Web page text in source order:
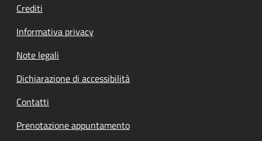
Crediti
Informativa privacy
Note legali
Dichiarazione di accessibilità
Contatti
Prenotazione appuntamento